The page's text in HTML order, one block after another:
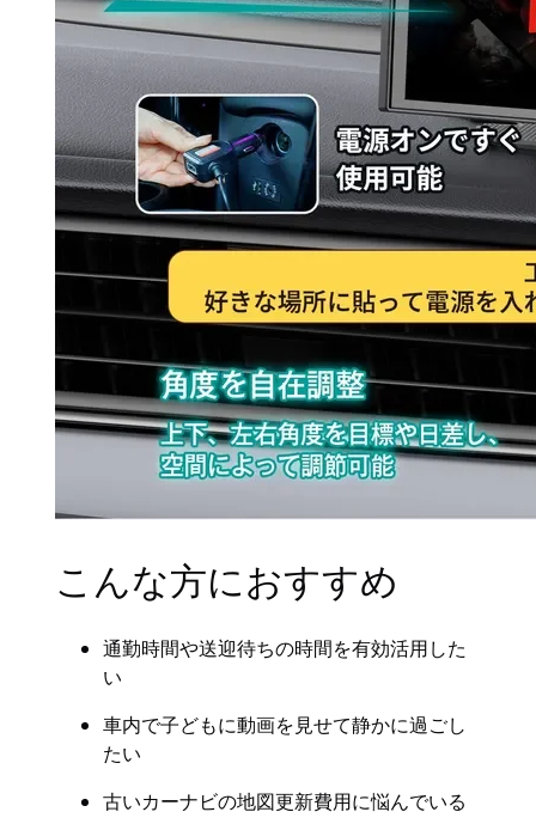
こんな方におすすめ
通勤時間や送迎待ちの時間を有効活用した
い
車内で子どもに動画を見せて静かに過ごし
たい
古いカーナビの地図更新費用に悩んでいる